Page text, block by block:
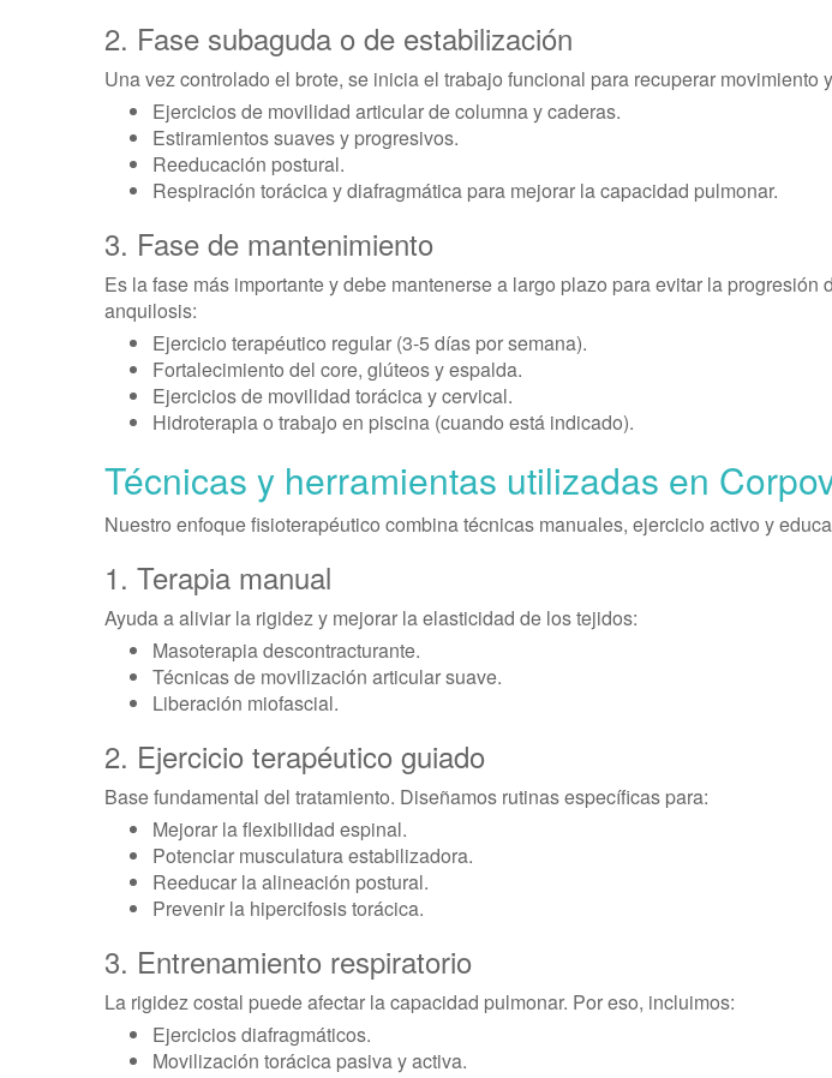
2. Fase subaguda o de estabilización
Una vez controlado el brote, se inicia el trabajo funcional para recuperar movimiento
Ejercicios de movilidad articular de columna y caderas.
Estiramientos suaves y progresivos.
Reeducación postural.
Respiración torácica y diafragmática para mejorar la capacidad pulmonar.
3. Fase de mantenimiento
Es la fase más importante y debe mantenerse a largo plazo para evitar la progresión
anquilosis:
Ejercicio terapéutico regular (3-5 días por semana).
Fortalecimiento del core, glúteos y espalda.
Ejercicios de movilidad torácica y cervical.
Hidroterapia o trabajo en piscina (cuando está indicado).
Técnicas y herramientas utilizadas en
Nuestro enfoque fisioterapéutico combina técnicas manuales, ejercicio activo y
1. Terapia manual
Ayuda a aliviar la rigidez y mejorar la elasticidad de los tejidos:
Masoterapia descontracturante.
Técnicas de movilización articular suave.
Liberación miofascial.
2. Ejercicio terapéutico guiado
Base fundamental del tratamiento. Diseñamos rutinas específicas para:
Mejorar la flexibilidad espinal.
Potenciar musculatura estabilizadora.
Reeducar la alineación postural.
Prevenir la hipercifosis torácica.
3. Entrenamiento respiratorio
La rigidez costal puede afectar la capacidad pulmonar. Por eso, incluimos:
Ejercicios diafragmáticos.
Movilización torácica pasiva y activa.